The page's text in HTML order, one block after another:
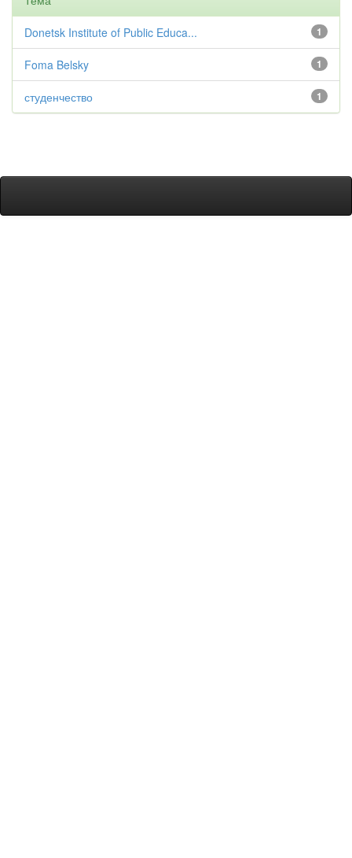
1
Donetsk Institute of Public Educa...
1
Foma Belsky
1
студенчество